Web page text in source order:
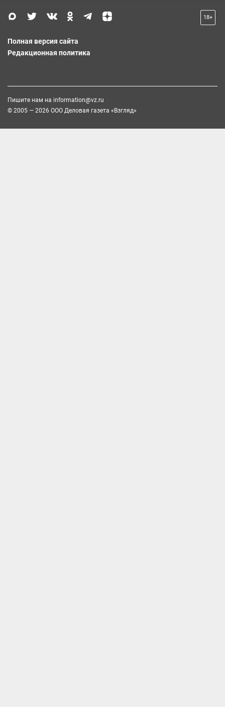
18+
Полная версия сайта
Редакционная политика
Пишите нам на information@vz.ru
© 2005 — 2026 ООО Деловая газета «Взгляд»